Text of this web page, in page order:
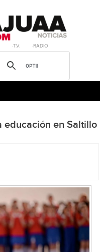
·T.V. ·RADIO
educación en Saltillo